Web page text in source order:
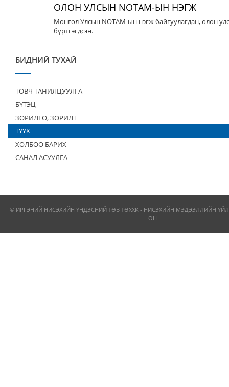
ОЛОН УЛСЫН NOTAM-ЫН НЭГЖ
Монгол Улсын NOTAM-ын нэгж байгуулагдан, олон
бүртгэгдсэн.
БИДНИЙ ТУХАЙ
ТОВЧ ТАНИЛЦУУЛГА
БҮТЭЦ
ЗОРИЛГО, ЗОРИЛТ
ТҮҮХ
ХОЛБОО БАРИХ
САНАЛ АСУУЛГА
© ИРГЭНИЙ НИСЭХИЙН ҮНДЭСНИЙ ТӨВ ТӨХХК - НИСЭХИЙН МЭДЭЭЛЛИЙН
ОН